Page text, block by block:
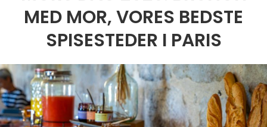
MED MOR, VORES BEDSTE
SPISESTEDER I PARIS